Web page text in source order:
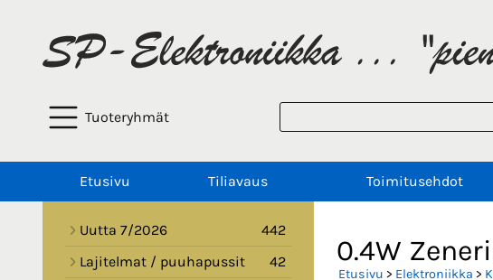
Tuoteryhmät
Etusivu Tiliavaus Toimitusehdot
Uutta 7/2026
442
Lajitelmat / puuhapussit
42
0.4W
Etusivu > Elektroniikka >